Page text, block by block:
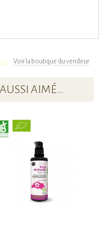
Voir la boutique du vendeur
AIMÉ…